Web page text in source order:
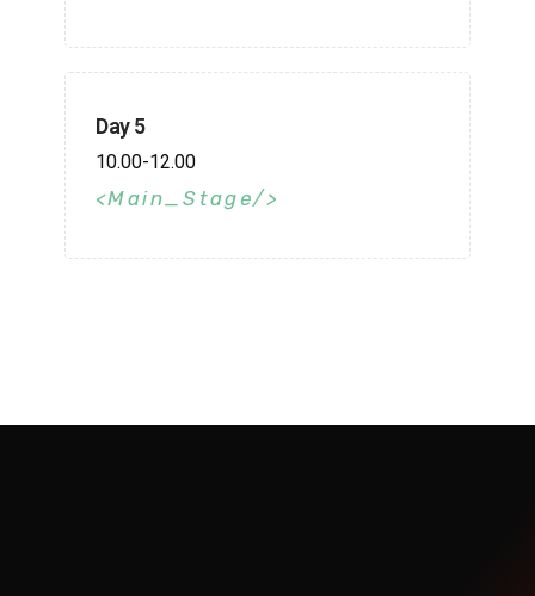
Day 5
10.00-12.00
Main_Stage